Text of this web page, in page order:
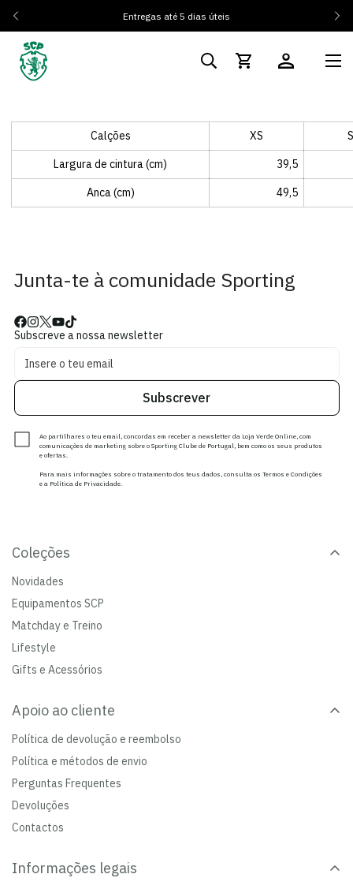
Entregas até 5 dias úteis
Calções XS
S
Largura de cintura (cm)
39,5
Anca (cm)
49,5
Junta-te à comunidade Sporting
Subscreve a nossa newsletter
Subscrever
Ao partilhares o teu email, concordas em receber a newsletter da Loja Verde Online, com
comunicações de marketing sobre o Sporting Clube de Portugal, bem como os seus produtos
e ofertas.
Para mais informações sobre o tratamento dos teus dados, consulta os Termos e Condições
e a Política de Privacidade.
Coleções
Novidades
Equipamentos SCP
Matchday e Treino
Lifestyle
Gifts e Acessórios
Apoio ao cliente
Política de devolução e reembolso
Política e métodos de envio
Perguntas Frequentes
Devoluções
Contactos
Informações legais